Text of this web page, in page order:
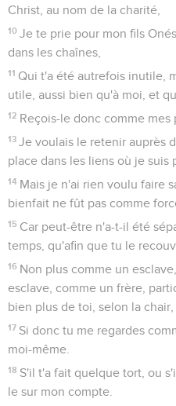
Christ, au nom de la charité,
10 Je te prie pour mon fils
dans les chaînes,
11 Qui t'a été autrefois inutile,
utile, aussi bien qu'à moi, et
12 Reçois-le donc comme mes
13 Je voulais le retenir auprès
place dans les liens où je suis
14 Mais je n'ai rien voulu faire
bienfait ne fût pas comme
15 Car peut-être n'a-t-il été
temps, qu'afin que tu le
16 Non plus comme un
esclave, comme un frère,
bien plus de toi, selon la
17 Si donc tu me regardes
moi-même.
18 S'il t'a fait quelque tort, ou
le sur mon compte.